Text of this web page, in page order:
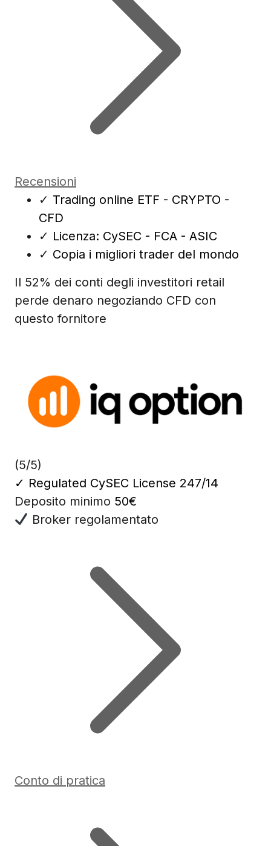
Recensioni
✓ Trading online ETF - CRYPTO -
CFD
✓ Licenza: CySEC - FCA - ASIC
✓ Copia i migliori trader del mondo
Il 52% dei conti degli investitori retail
perde denaro negoziando CFD con
questo fornitore
(5/5)
✓ Regulated CySEC License 247/14
Deposito minimo 50€
Broker regolamentato
Conto di pratica